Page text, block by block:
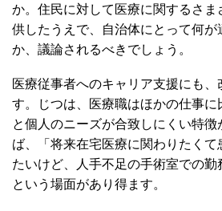
か。住民に対して医療に関するさま
供したうえで、自治体にとって何が
か、議論されるべきでしょう。
医療従事者へのキャリア支援にも、
す。じつは、医療職はほかの仕事
と個人のニーズが合致しにくい特徴
ば、「将来在宅医療に関わりたく
たいけど、人手不足の手術室での勤
という場面があり得ます。